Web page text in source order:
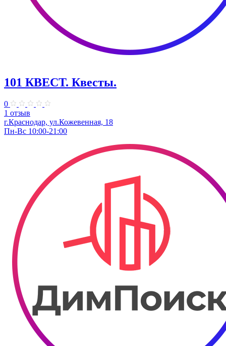
101 КВЕСТ. Квесты.
0
1 отзыв
г.Краснодар, ул.Кожевенная, 18
Пн-Вс 10:00-21:00